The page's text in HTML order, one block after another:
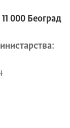
000 Београд